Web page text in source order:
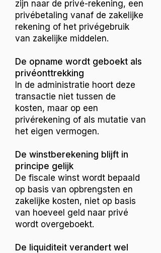
zijn naar de privé-rekening, een
privébetaling vanaf de zakelijke
rekening of het privégebruik
van zakelijke middelen.
De opname wordt geboekt als
privéonttrekking
In de administratie hoort deze
transactie niet tussen de
kosten, maar op een
privérekening of als mutatie van
het eigen vermogen.
De winstberekening blijft in
principe gelijk
De fiscale winst wordt bepaald
op basis van opbrengsten en
zakelijke kosten, niet op basis
van hoeveel geld naar privé
wordt overgeboekt.
De liquiditeit verandert wel